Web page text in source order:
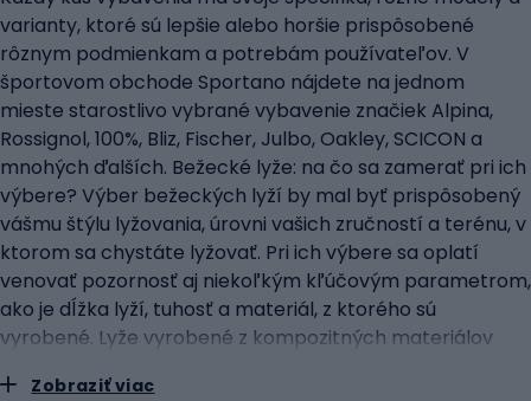
varianty, ktoré sú lepšie alebo horšie prispôsobené
rôznym podmienkam a potrebám používateľov. V
športovom obchode Sportano nájdete na jednom
mieste starostlivo vybrané vybavenie značiek Alpina,
Rossignol, 100%, Bliz, Fischer, Julbo, Oakley, SCICON a
mnohých ďalších. Bežecké lyže: na čo sa zamerať pri ich
výbere? Výber bežeckých lyží by mal byť prispôsobený
vášmu štýlu lyžovania, úrovni vašich zručností a terénu, v
ktorom sa chystáte lyžovať. Pri ich výbere sa oplatí
venovať pozornosť aj niekoľkým kľúčovým parametrom,
ako je dĺžka lyží, tuhosť a materiál, z ktorého sú
vyrobené. Lyže vyrobené z kompozitných materiálov
správnou dĺžkou a tuhosťou je rozhodujúci pre
Zobraziť viac